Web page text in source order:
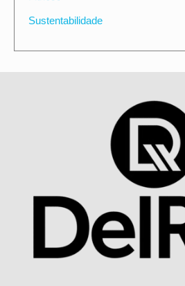
Sustentabilidade